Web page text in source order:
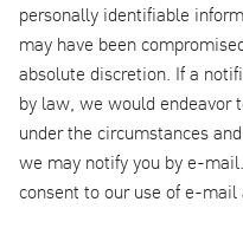
personally identifiable
may have been
absolute discretion. If a
by law, we would endeavor
under the circumstances
we may notify you by e-
consent to our use of e-